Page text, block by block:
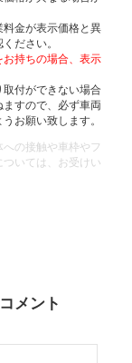
金が表示価格と異
ださい。
持ちの場合、表示
付ができない場合
すので、必ず車両
お願い致します。
の接触や車枠やフ
いては、お受けい
メント